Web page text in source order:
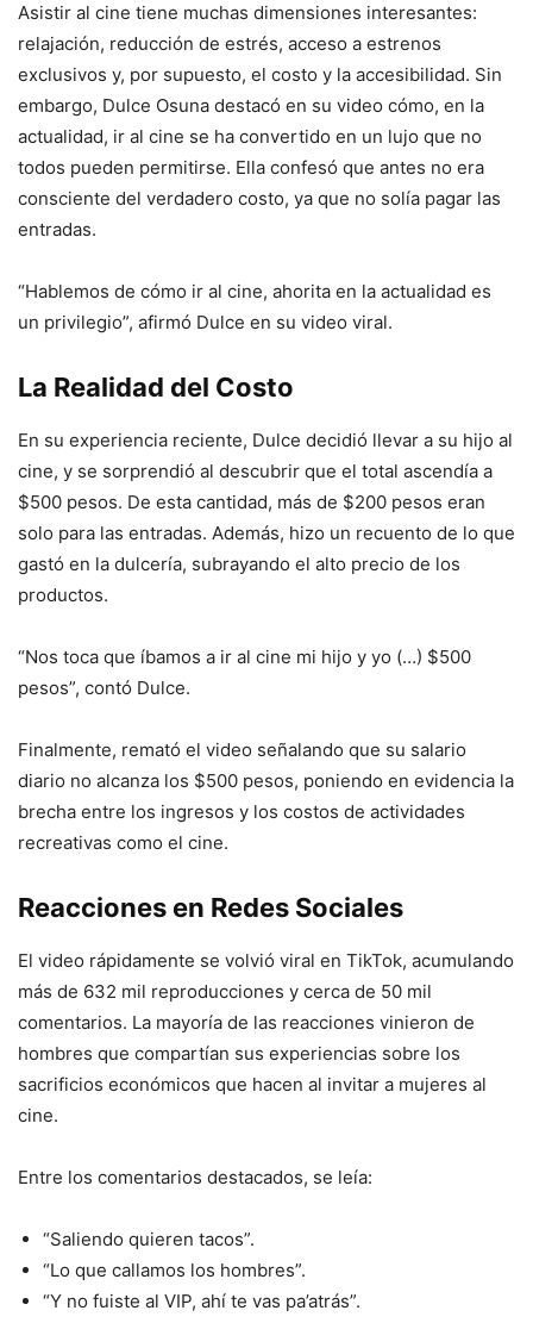
Asistir al cine tiene muchas dimensiones interesantes:
relajación, reducción de estrés, acceso a estrenos
exclusivos y, por supuesto, el costo y la accesibilidad. Sin
embargo, Dulce Osuna destacó en su video cómo, en la
actualidad, ir al cine se ha convertido en un lujo que no
todos pueden permitirse. Ella confesó que antes no era
consciente del verdadero costo, ya que no solía pagar las
entradas.
“Hablemos de cómo ir al cine, ahorita en la actualidad es
un privilegio”, afirmó Dulce en su video viral.
La Realidad del Costo
En su experiencia reciente, Dulce decidió llevar a su hijo al
cine, y se sorprendió al descubrir que el total ascendía a
$500 pesos. De esta cantidad, más de $200 pesos eran
solo para las entradas. Además, hizo un recuento de lo que
gastó en la dulcería, subrayando el alto precio de los
productos.
“Nos toca que íbamos a ir al cine mi hijo y yo (…) $500
pesos”, contó Dulce.
Finalmente, remató el video señalando que su salario
diario no alcanza los $500 pesos, poniendo en evidencia la
brecha entre los ingresos y los costos de actividades
recreativas como el cine.
Reacciones en Redes Sociales
El video rápidamente se volvió viral en TikTok, acumulando
más de 632 mil reproducciones y cerca de 50 mil
comentarios. La mayoría de las reacciones vinieron de
hombres que compartían sus experiencias sobre los
sacrificios económicos que hacen al invitar a mujeres al
cine.
Entre los comentarios destacados, se leía:
“Saliendo quieren tacos”.
“Lo que callamos los hombres”.
“Y no fuiste al VIP, ahí te vas pa’atrás”.